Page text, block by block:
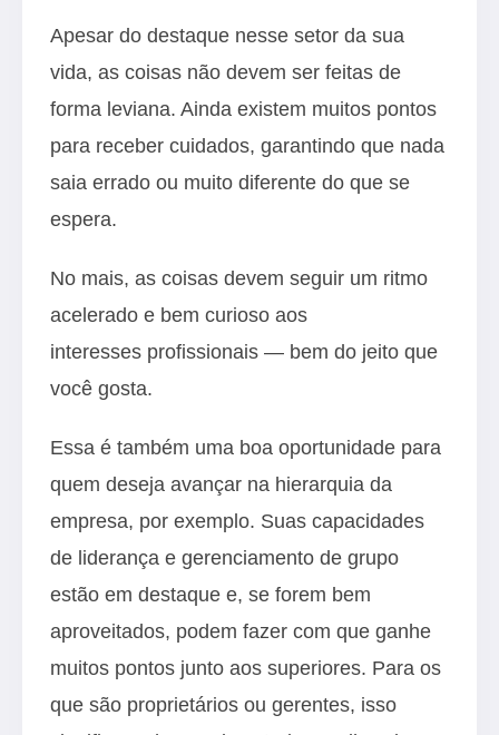
Apesar do destaque nesse setor da sua
vida, as coisas não devem ser feitas de
forma leviana. Ainda existem muitos pontos
para receber cuidados, garantindo que nada
saia errado ou muito diferente do que se
espera.
No mais, as coisas devem seguir um ritmo
acelerado e bem curioso aos
interesses profissionais — bem do jeito que
você gosta.
Essa é também uma boa oportunidade para
quem deseja avançar na hierarquia da
empresa, por exemplo. Suas capacidades
de liderança e gerenciamento de grupo
estão em destaque e, se forem bem
aproveitados, podem fazer com que ganhe
muitos pontos junto aos superiores. Para os
que são proprietários ou gerentes, isso